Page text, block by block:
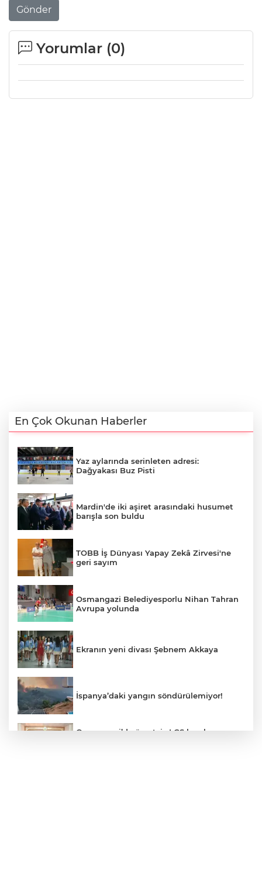
Gönder
Yorumlar (0)
En Çok Okunan Haberler
Yaz aylarında serinleten adresi:
Dağyakası Buz Pisti
Mardin'de iki aşiret arasındaki husumet
barışla son buldu
TOBB İş Dünyası Yapay Zekâ Zirvesi'ne
geri sayım
Osmangazi Belediyesporlu Nihan Tahran
Avrupa yolunda
Ekranın yeni divası Şebnem Akkaya
İspanya’daki yangın söndürülemiyor!
Osmangazi’de ücretsiz LGS kurslarının